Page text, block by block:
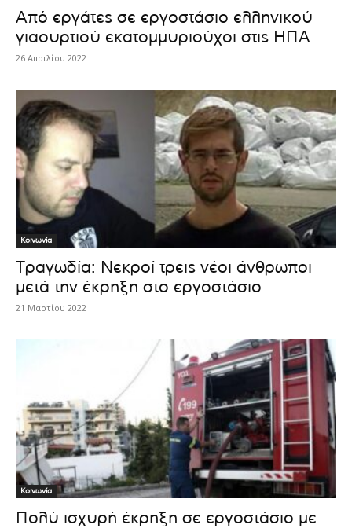
Από εργάτες σε εργοστάσιο ελληνικού
γιαουρτιού εκατομμυριούχοι στις ΗΠΑ
26 Απριλίου 2022
Κοινωνία
Τραγωδία: Νεκροί τρεις νέοι άνθρωποι
μετά την έκρηξη στο εργοστάσιο
21 Μαρτίου 2022
Κοινωνία
Πολύ ισχυρή έκρηξη σε εργοστάσιο με